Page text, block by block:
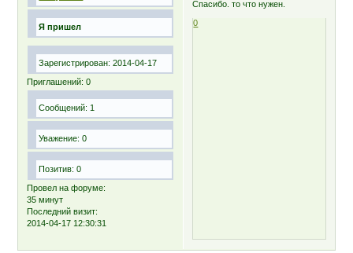
Я пришел
Зарегистрирован: 2014-04-17
Приглашений: 0
Сообщений: 1
Уважение: 0
Позитив: 0
Провел на форуме:
35 минут
Последний визит:
2014-04-17 12:30:31
Спасибо. то что нужен.
0